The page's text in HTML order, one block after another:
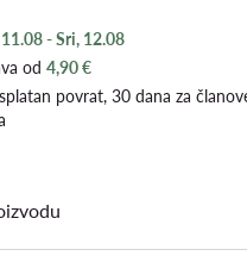
- Sri, 12.08
od 4,90 €
povrat, 30 dana za